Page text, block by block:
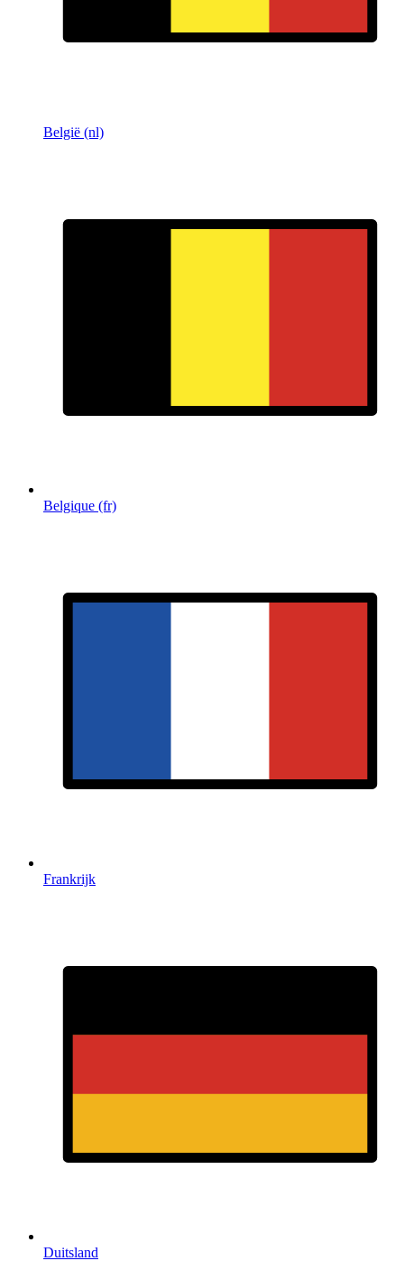
België (nl)
Belgique (fr)
Frankrijk
Duitsland